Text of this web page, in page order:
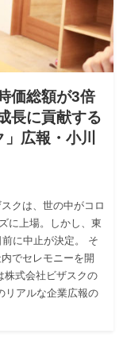
価総額が3倍
長に貢献する
広報・小川
クは、世の中がコロ
に上場。しかし、東
に中止が決定。 そ
でセレモニーを開
株式会社ビザスクの
リアルな企業広報の